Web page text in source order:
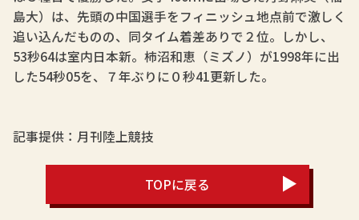
島大）は、先頭の中国選手をフィニッシュ地点前で激しく
追い込んだものの、同タイム着差ありで２位。しかし、
53秒64は室内日本新。柿沼和恵（ミズノ）が1998年に出
した54秒05を、７年ぶりに０秒41更新した。
記事提供：月刊陸上競技
TOPに戻る